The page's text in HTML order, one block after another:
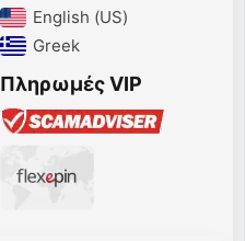
English (US)‎
Greek‎
Πληρωμές VIP